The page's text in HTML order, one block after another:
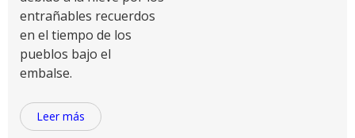
entrañables recuerdos
en el tiempo de los
pueblos bajo el
embalse.
Leer más